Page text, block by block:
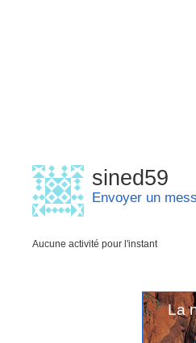
sined59
Envoyer un
Aucune activité pour l'instant
La